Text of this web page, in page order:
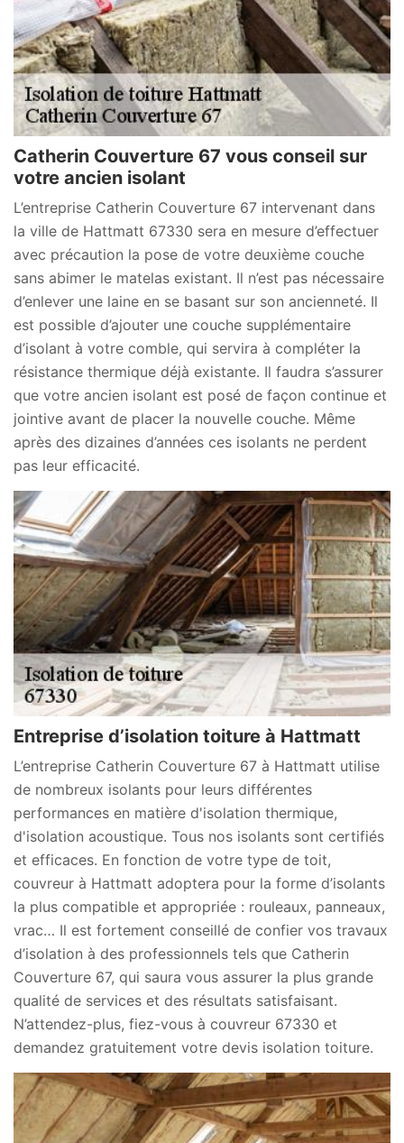
Catherin Couverture 67 vous conseil sur
votre ancien isolant
L’entreprise Catherin Couverture 67 intervenant dans
la ville de Hattmatt 67330 sera en mesure d’effectuer
avec précaution la pose de votre deuxième couche
sans abimer le matelas existant. Il n’est pas nécessaire
d’enlever une laine en se basant sur son ancienneté. Il
est possible d’ajouter une couche supplémentaire
d’isolant à votre comble, qui servira à compléter la
résistance thermique déjà existante. Il faudra s’assurer
que votre ancien isolant est posé de façon continue et
jointive avant de placer la nouvelle couche. Même
après des dizaines d’années ces isolants ne perdent
pas leur efficacité.
Entreprise d’isolation toiture à Hattmatt
L’entreprise Catherin Couverture 67 à Hattmatt utilise
de nombreux isolants pour leurs différentes
performances en matière d'isolation thermique,
d'isolation acoustique. Tous nos isolants sont certifiés
et efficaces. En fonction de votre type de toit,
couvreur à Hattmatt adoptera pour la forme d’isolants
la plus compatible et appropriée : rouleaux, panneaux,
vrac… Il est fortement conseillé de confier vos travaux
d’isolation à des professionnels tels que Catherin
Couverture 67, qui saura vous assurer la plus grande
qualité de services et des résultats satisfaisant.
N’attendez-plus, fiez-vous à couvreur 67330 et
demandez gratuitement votre devis isolation toiture.